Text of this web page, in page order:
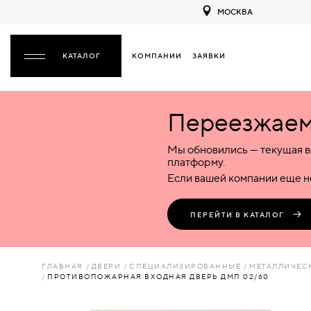
МОСКВА
КОМПАНИИ ЗАЯВКИ
НАЗАД
ПЛАСТИКОВЫЕ
КОМБИНИРОВАННЫЕ
ЛЮКИ
Межкомнатные
Деревянные
Пластиковые
Комбинированные
Входные
Металлические
Пластиковые
Стеклянные
Комбинированные
Специализированные
Металлические
Пластиковые
Стеклянные
Комбинированные
Мы обновились — текущая
платформу.
Если вашей компании еще
ПЕРЕЙТИ В КАТАЛОГ
ГЛАВНАЯ ДВЕРИ СПЕЦИАЛИЗИРОВАННЫЕ
ПРОТИВОПОЖАРНАЯ ВХОДНАЯ ДВЕРЬ ДМП 02/60